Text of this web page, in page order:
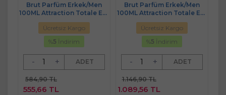
Brut Parfüm Erkek/Men
100ML Attraction Totale Edt
(Kırmızı)
Ücretsiz Kargo
%5 İndirim
- + ADET
584,90 TL
555,66 TL
Brut Parfüm Erkek/Men
100ML Attraction Totale Edt
(Kırmızı) (2 Li Set)
Ücretsiz Kargo
%5 İndirim
- + ADET
1.146,90 TL
1.089,56 TL